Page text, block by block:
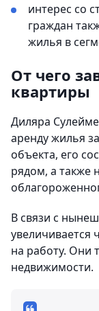
интерес со
граждан
жилья в
От чего
квартиры
Диляра
аренду жилья
объекта, его
рядом, а также
В связи с
на работу. Они
недвижимости.